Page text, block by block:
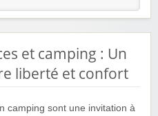
et camping : Un
liberté et confort
camping sont une invitation à